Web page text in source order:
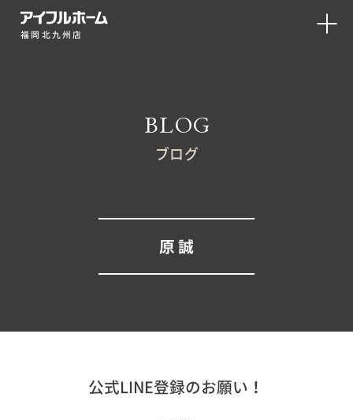
福岡北九州店
BLOG
ブログ
原 誠
公式LINE登録のお願い！